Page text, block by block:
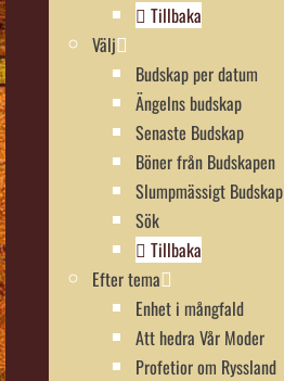
Tillbaka
Välj
Budskap per datum
Ängelns budskap
Senaste Budskap
Böner från Budskapen
Slumpmässigt Budskap
Sök
Tillbaka
Efter tema
Enhet i mångfald
Att hedra Vår Moder
Profetior om Ryssland